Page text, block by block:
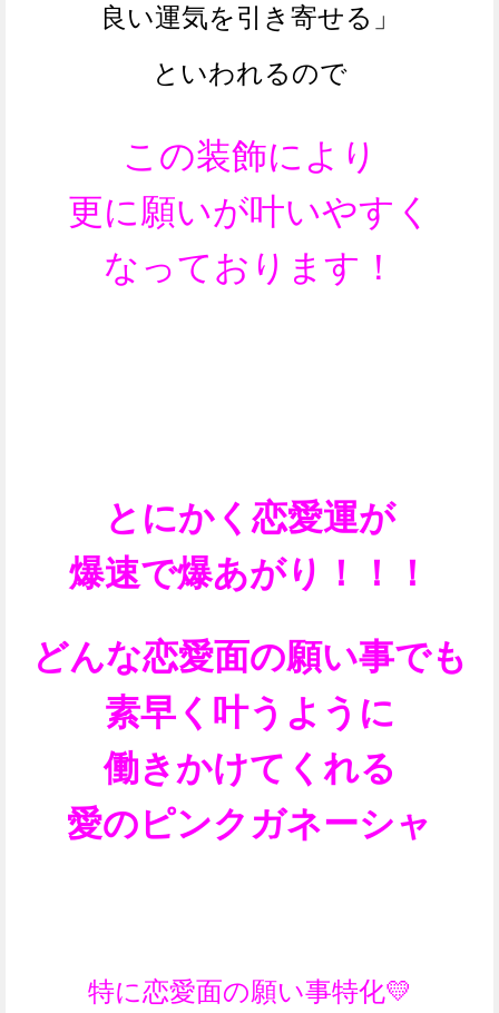
良い運気を引き寄せる」
といわれるので
この装飾により
更に願いが叶いやすく
なっております！
とにかく恋愛運が
爆速で爆あがり！！！
どんな恋愛面の願い事でも
素早く叶うように
働きかけてくれる
愛のピンクガネーシャ
特に恋愛面の願い事特化💛